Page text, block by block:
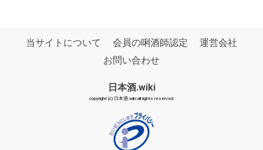
当サイトについて 会員の唎酒師認定
運営会社
お問い合わせ
日本酒.wiki
copyright (c) 日本酒.wiki all rights reserved.